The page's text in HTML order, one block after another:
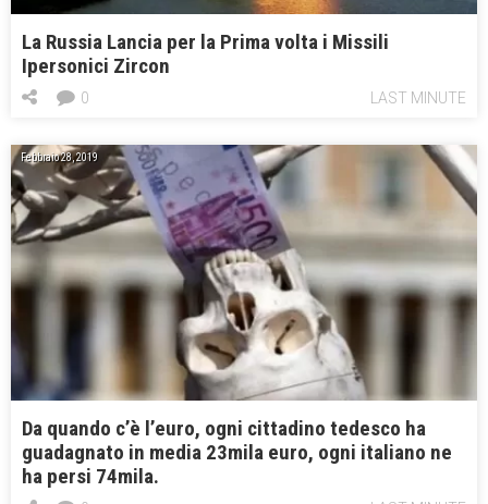
La Russia Lancia per la Prima volta i Missili
Ipersonici Zircon
LAST MINUTE
0
Febbraio 28, 2019
Da quando c’è l’euro, ogni cittadino tedesco ha
guadagnato in media 23mila euro, ogni italiano ne
ha persi 74mila.